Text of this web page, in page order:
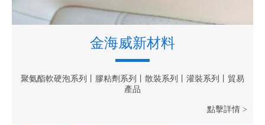
金海威新材料
聚氨酯軟硬泡系列丨膠粘劑系列丨散裝系列丨灌裝系列丨貿易
產品
點擊詳情 >